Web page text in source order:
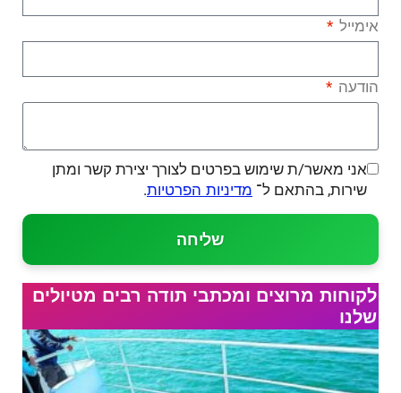
אימייל
הודעה
אני מאשר/ת שימוש בפרטים לצורך יצירת קשר ומתן
שירות, בהתאם ל־ מדיניות הפרטיות.
שליחה
לקוחות מרוצים ומכתבי תודה רבים מטיולים
שלנו